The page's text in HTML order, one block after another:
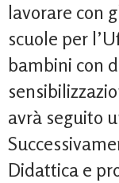
lavorare con
scuole per
bambini con
avrà seguito
Didattica e